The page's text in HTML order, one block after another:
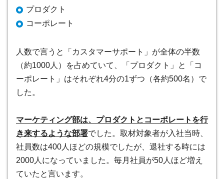
プロダクト
コーポレート
人数で言うと「カスタマーサポート」が全体の半数
（約1000人）を占めていて、「プロダクト」と「コ
ーポレート」はそれぞれ4分の1ずつ（各約500名）で
した。
マーケティング部は、プロダクトとコーポレートを行
き来するような部署でした。取材対象者が入社当時、
社員数は400人ほどの規模でしたが、退社する時には
2000人になっていました。毎月社員が50人ほど増え
ていたと言います。